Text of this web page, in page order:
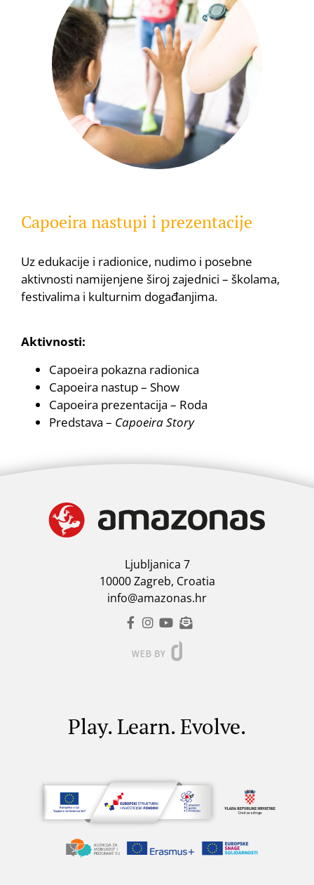
Capoeira nastupi i prezentacije
Uz edukacije i radionice, nudimo i posebne
aktivnosti namijenjene široj zajednici – školama,
festivalima i kulturnim događanjima.
Aktivnosti:
Capoeira pokazna radionica
Capoeira nastup – Show
Capoeira prezentacija – Roda
Predstava – Capoeira Story
Ljubljanica 7
10000 Zagreb, Croatia
info@amazonas.hr
Play. Learn. Evolve.